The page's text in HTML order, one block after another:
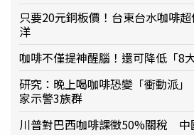
只要20元銅板價！台東台水咖啡
洋
咖啡不僅提神醒腦！還可降低「8
研究：晚上喝咖啡恐變「衝動派
家示警3族群
川普對巴西咖啡課徵50%關稅 中